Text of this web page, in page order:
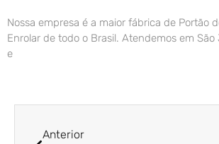
Nossa empresa é a maior fábrica de Portão
Enrolar de todo o Brasil. Atendemos em
e
Anterior